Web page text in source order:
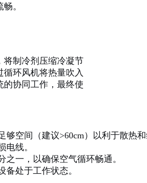
。
将制冷剂压缩冷凝节
环风机将热量吹入
的协同工作，最终使
空间（建议>60cm）以利于散热
线。
一，以确保空气循环畅通。
处于工作状态。